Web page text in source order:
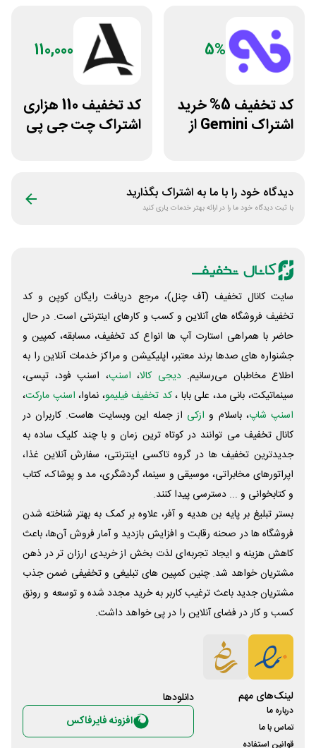
5%
کد تخفیف 5% خرید
اشتراک Gemini از
110,000
کد تخفیف 110 هزاری
اشتراک چت جی پی
دیدگاه خود را با ما به اشتراک بگذارید
با ثبت دیدگاه خود ما را در ارائه بهتر خدمات یاری کنید
سایت کانال تخفیف (آف چنل)، مرجع دریافت رایگان کوپن و کد
تخفیف فروشگاه های آنلاین و کسب و‌ کارهای اینترنتی است. در حال
حاضر با همراهی استارت آپ ها انواع کد تخفیف، مسابقه، کمپین و
جشنواره های صدها برند معتبر، اپلیکیشن و مراکز خدمات آنلاین را به
اطلاع مخاطبان می‌رسانیم. دیجی کالا، اسنپ، اسنپ فود، تپسی،
سینماتیکت، بانی مد، علی‌ بابا ،کد تخفیف فیلیمو، نماوا، اسنپ مارکت،
اسنپ شاپ، باسلام و ازکی از جمله این وبسایت ‌هاست. کاربران در
کانال تخفیف می توانند در کوتاه ترین زمان و با چند کلیک ساده به
جدیدترین تخفیف ها در گروه تاکسی اینترنتی، سفارش آنلاین غذا،
اپراتورهای مخابراتی، موسیقی و سینما، گردشگری، مد و پوشاک، کتاب
و کتابخوانی و ... دسترسی پیدا کنند.
بستر تبلیغ بر پایه بن هدیه و آفر، علاوه بر کمک به بهتر شناخته شدن
فروشگاه ها در صحنه رقابت و افزایش بازدید و آمار فروش آن‌ها، باعث
کاهش هزینه و ایجاد تجربه‌ای لذت بخش از خریدی ارزان تر در ذهن
مشتریان خواهد شد. چنین کمپین های تبلیغی و تخفیفی ضمن جذب
مشتریان جدید باعث ترغیب کاربر به خرید مجدد شده و توسعه و رونق
کسب و کار در فضای آنلاین را در پی خواهد داشت.
لینک‌های مهم
درباره ما
تماس با ما
قوانین استفاده
دانلود‌ها
افزونه فایرفاکس